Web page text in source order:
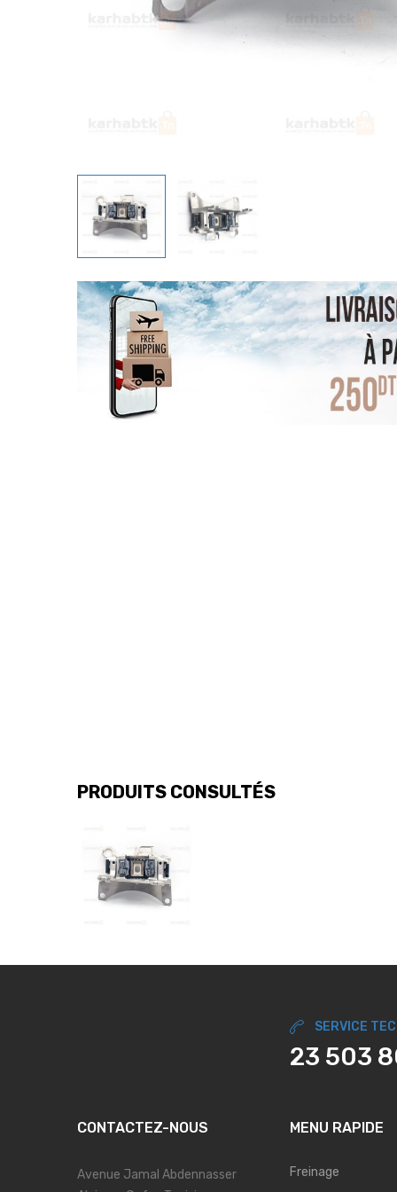
PRODUITS CONSULTÉS
SERVICE
23 503
CONTACTEZ-NOUS
Avenue Jamal Abdennasser
MENU RAPIDE
Freinage